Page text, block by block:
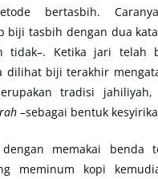
bertasbih.
biji tasbih dengan dua
tidak–. Ketika jari telah
dilihat biji terakhir
tradisi jahiliyah,
–sebagai bentuk
memakai benda
meminum kopi